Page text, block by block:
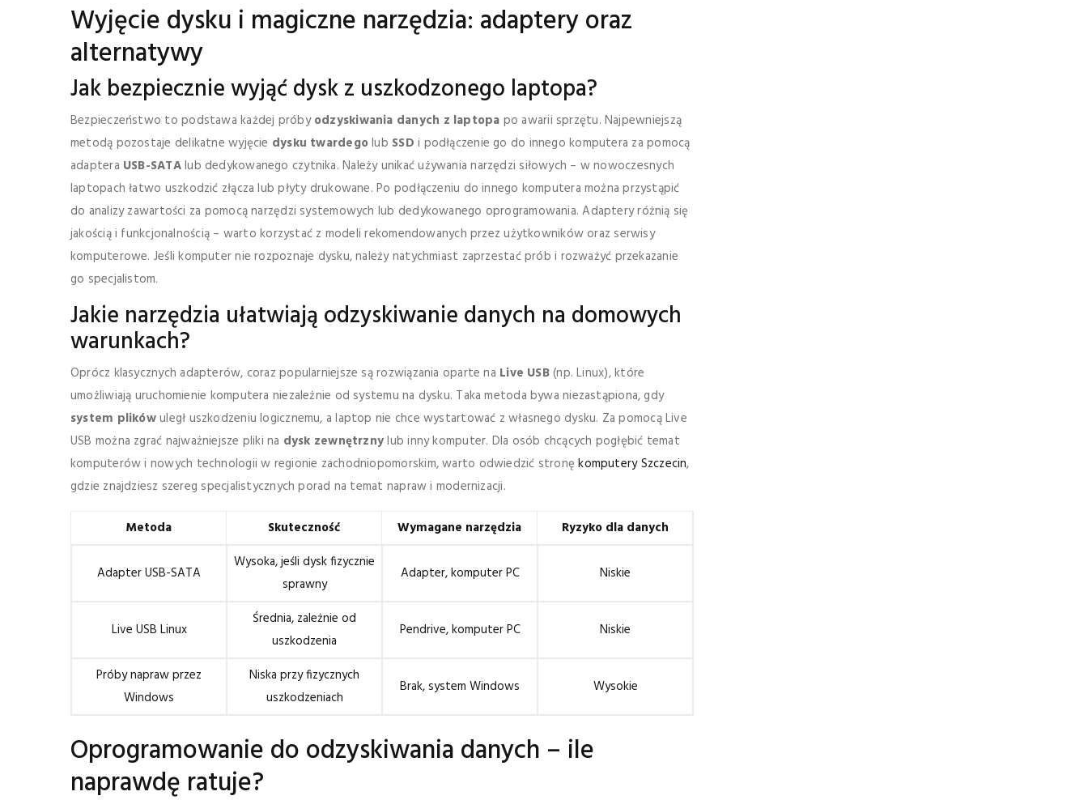
Wyjęcie dysku i magiczne narzędzia: adaptery oraz
alternatywy
Jak bezpiecznie wyjąć dysk z uszkodzonego laptopa?
Bezpieczeństwo to podstawa każdej próbyodzyskiwania danych z laptopa po awarii sprzętu. Najpewniejszą
metodą pozostaje delikatne wyjęcie dysku twardegolub SSD i podłączenie go do innego komputera za pomocą
adaptera USB-SATAlub dedykowanego czytnika. Należy unikać używania narzędzi siłowych – w nowoczesnych
laptopach łatwo uszkodzić złącza lub płyty drukowane. Po podłączeniu do innego komputera można przystąpić
do analizy zawartości za pomocą narzędzi systemowych lub dedykowanego oprogramowania. Adaptery różnią się
jakością i funkcjonalnością – warto korzystać z modeli rekomendowanych przez użytkowników oraz serwisy
komputerowe. Jeśli komputer nie rozpoznaje dysku, należy natychmiast zaprzestać prób i rozważyć przekazanie
go specjalistom.
Jakie narzędzia ułatwiają odzyskiwanie danych na domowych
warunkach?
Oprócz klasycznych adapterów, coraz popularniejsze są rozwiązania oparte na Live USB(np. Linux), które
umożliwiają uruchomienie komputera niezależnie od systemu na dysku. Taka metoda bywa niezastąpiona, gdy
system plikówuległ uszkodzeniu logicznemu, a laptop nie chce wystartować z własnego dysku. Za pomocą Live
USB można zgrać najważniejsze pliki na dysk zewnętrznylub inny komputer. Dla osób chcących pogłębić temat
komputerów i nowych technologii w regionie zachodniopomorskim, warto odwiedzić stronękomputery Szczecin,
gdzie znajdziesz szereg specjalistycznych porad na temat napraw i modernizacji.
Metoda Skuteczność Wymagane narzędzia Ryzyko dla danych
Adapter USB-SATA
Wysoka, jeśli dysk fizycznie
sprawny
Adapter, komputer PC Niskie
Live USB Linux
Średnia, zależnie od
uszkodzenia
Pendrive, komputer PC Niskie
Próby napraw przez
Windows
Niska przy fizycznych
uszkodzeniach
Brak, system Windows Wysokie
Oprogramowanie do odzyskiwania danych – ile
naprawdę ratuje?